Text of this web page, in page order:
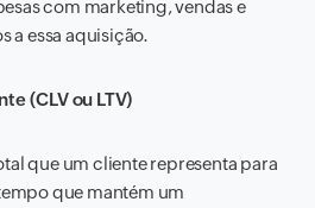
com marketing, vendas e
a essa aquisição.
(CLV ou LTV)
que um cliente representa para
que mantém um